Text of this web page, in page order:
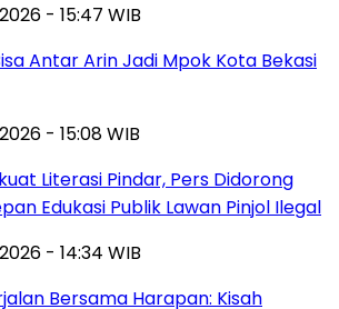
- 15:47 WIB
Antar Arin Jadi Mpok Kota Bekasi
- 15:08 WIB
Literasi Pindar, Pers Didorong
Edukasi Publik Lawan Pinjol Ilegal
- 14:34 WIB
Bersama Harapan: Kisah